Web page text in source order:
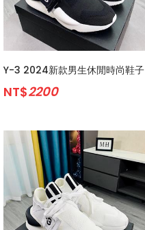
Y-3 2024新款男生休閒時尚鞋子
NT$2200